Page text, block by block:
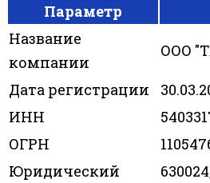
Параметр
Название
компании
ООО
Дата регистрации
ИНН
ОГРН
Юридический